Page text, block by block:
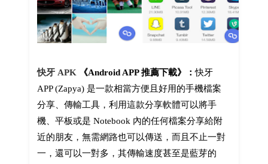
快牙 APK《Android APP 推薦下載》：快牙
APP (Zapya) 是一款相當方便且好用的手機檔案
分享、傳輸工具，利用這款分享軟體可以將手
機、平板或是 Notebook 內的任何檔案分享給附
近的朋友，無需網路也可以傳送，而且不止一對
一，還可以一對多，其傳輸速度甚至是藍芽的